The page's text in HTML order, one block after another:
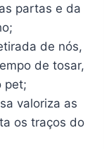
partas e da
de nós,
de tosar,
pet;
valoriza as
os traços do